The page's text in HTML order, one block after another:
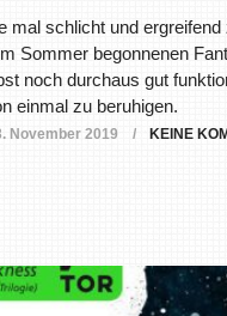
mal schlicht und
Sommer begonnenen
noch durchaus gut
einmal zu beruhigen.
November 2019
KEINE